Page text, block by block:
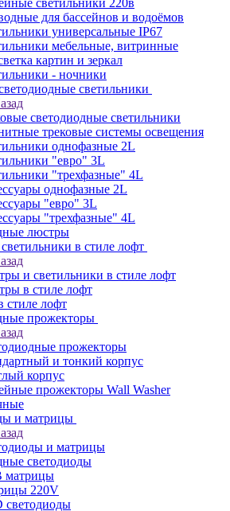
светильники 220в
для бассейнов и водоёмов
универсальные IP67
мебельные, витринные
картин и зеркал
- ночники
светильники
светодиодные светильники
трековые системы освещения
однофазные 2L
"евро" 3L
"трехфазные" 4L
однофазные 2L
"евро" 3L
"трехфазные" 4L
люстры
в стиле лофт
и светильники в стиле лофт
в стиле лофт
стиле лофт
прожекторы
прожекторы
и тонкий корпус
корпус
прожекторы Wall Washer
и матрицы
и матрицы
светодиоды
матрицы
220V
светодиоды